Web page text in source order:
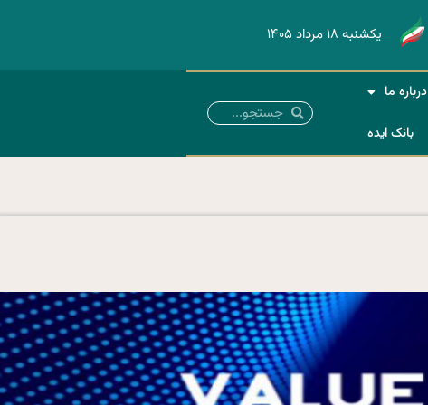
یکشنبه ۱۸ مرداد ۱۴۰۵
درباره ما
بانک ایده